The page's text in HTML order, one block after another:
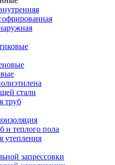
стали
труб
и теплого пола
утепления
запрессовки